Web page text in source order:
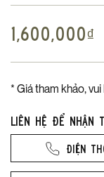
1,600,000₫
* Giá tham khảo,
Liên hệ để nhận
Điện